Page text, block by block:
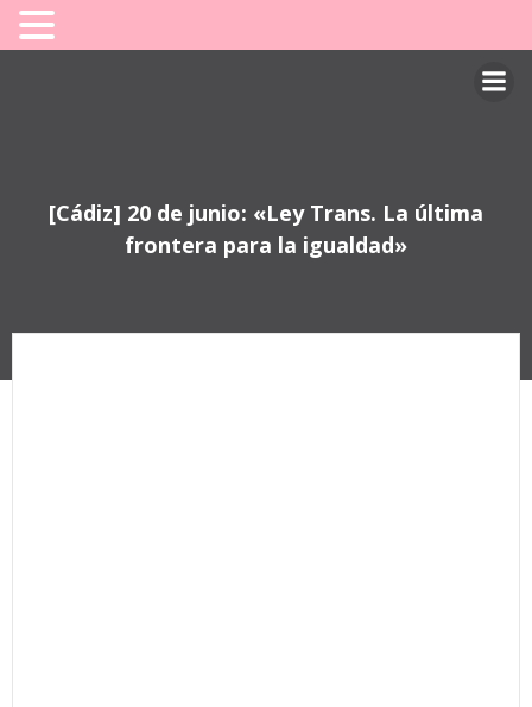
[Cádiz] 20 de junio: «Ley Trans. La última
frontera para la igualdad»